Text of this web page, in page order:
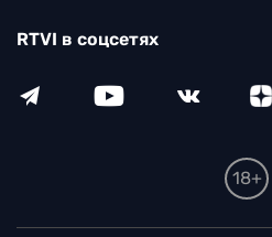
RTVI в соцсетях
18+